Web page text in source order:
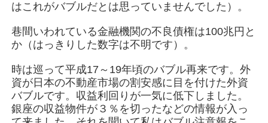
はこれがバブルだとは思っていませんでした）。
巷間いわれている金融機関の不良債権は100兆円と
か（はっきりした数字は不明です）。
時は巡って平成17～19年頃のバブル再来です。外
資が日本の不動産市場の割安感に目を付けた外資
バブルです。収益利回りが一気に低下しました。
銀座の収益物件が３％を切ったなどの情報が入っ